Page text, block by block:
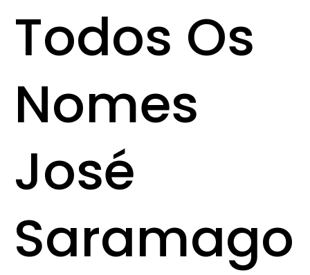
Todos Os
Nomes
José
Saramago